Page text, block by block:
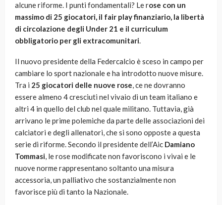
alcune riforme. I punti fondamentali? Le rose con un
massimo di 25 giocatori, il fair play finanziario, la libertà
di circolazione degli Under 21 e il curriculum
obbligatorio per gli extracomunitari.
Il nuovo presidente della Federcalcio è sceso in campo per
cambiare lo sport nazionale e ha introdotto nuove misure.
Tra i 25 giocatori delle nuove rose, ce ne dovranno
essere almeno 4 cresciuti nel vivaio di un team italiano e
altri 4 in quello del club nel quale militano. Tuttavia, già
arrivano le prime polemiche da parte delle associazioni dei
calciatori e degli allenatori, che si sono opposte a questa
serie di riforme. Secondo il presidente dell’Aic Damiano
Tommasi, le rose modificate non favoriscono i vivai e le
nuove norme rappresentano soltanto una misura
accessoria, un palliativo che sostanzialmente non
favorisce più di tanto la Nazionale.